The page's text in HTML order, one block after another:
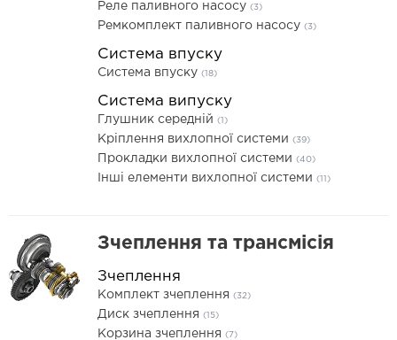
Реле паливного насосу (3)
Ремкомплект паливного насосу (3)
Система впуску
Система впуску (18)
Система випуску
Глушник середній (1)
Кріплення вихлопної системи (39)
Прокладки вихлопної системи (40)
Інші елементи вихлопної системи (11)
Зчеплення та трансмісія
Зчеплення
Комплект зчеплення (32)
Диск зчеплення (15)
Корзина зчеплення (7)